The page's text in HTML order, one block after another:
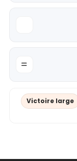
Victoire large